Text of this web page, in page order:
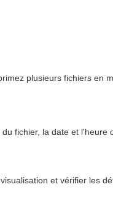
plusieurs fichiers en
fichier, la date et l'heure
et vérifier les